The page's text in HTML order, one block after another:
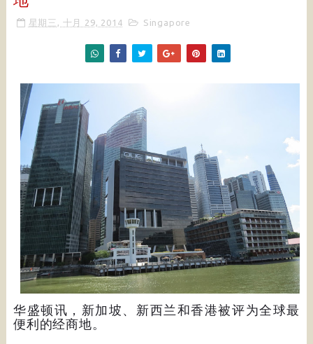
星期三, 十月 29, 2014 Singapore
华盛顿讯，新加坡、新西兰和香港被评为全球最
便利的经商地。